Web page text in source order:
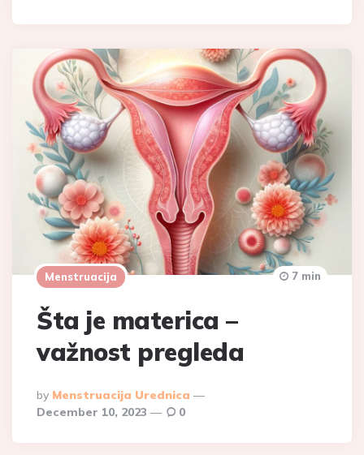
Menstruacija
Šta je materica –
važnost pregleda
Posted
By
By Menstruacija Urednica
December 10, 2023
7 min
0